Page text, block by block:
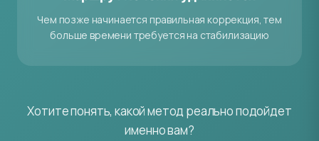
Чем позже начинается правильная коррекция, тем
больше времени требуется на стабилизацию
Хотите понять, какой метод реально подойдет
именно вам?